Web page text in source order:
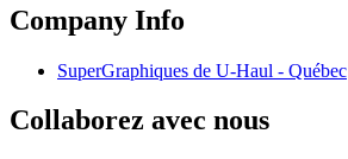
Company Info
SuperGraphiques de U-Haul - Québec
Collaborez avec nous